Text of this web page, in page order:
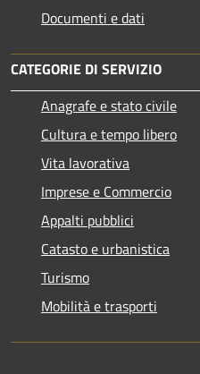
Documenti e dati
CATEGORIE DI SERVIZIO
Anagrafe e stato civile
Cultura e tempo libero
Vita lavorativa
Imprese e Commercio
Appalti pubblici
Catasto e urbanistica
Turismo
Mobilità e trasporti